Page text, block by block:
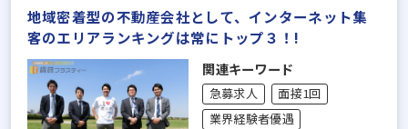
地域密着型の不動産会社として、インターネット集
客のエリアランキングは常にトップ３！!
関連キーワード
急募求人
面接1回
業界経験者優遇